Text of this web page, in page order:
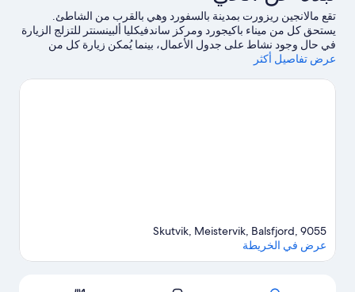
VIEWتقع مالانجين ريزورت بمدينة بالسفورد وهي بالقرب من الشاطئ.
يستحق كل من ميناء باكيجورد ومركز ساندفيكليا ألبينسنتر للتزلج الزيارة
في حال وجود نشاط على جدول الأعمال، بينما يُمكن زيارة كل من
ساندسفادنا وسلاتن لمن يرغبون في الاستمتاع بالجمال الطبيعي
وبالقرب من مكان للتزلج على الجليد، أو استمتع بأنشطة الهواء الطلق
عرض تفاصيل أكثر
الخريطة
Skutvik, Meistervik, Balsfjord, 9055
عرض في الخريطة